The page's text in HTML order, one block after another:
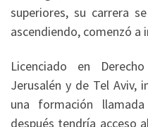
superiores, su carrera
ascendiendo, comenzó a
Licenciado en
Jerusalén y de Tel Aviv,
una formación llamada
después tendría acceso